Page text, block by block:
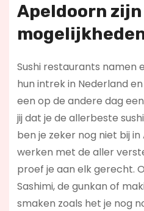
Apeldoorn
Sushi restaurants namen
hun intrek in Nederland
een op de andere dag
jij dat je de allerbeste
ben je zeker nog niet bij
werken met de aller
proef je aan elk gerecht.
Sashimi, de gunkan of
smaken zoals het je nog